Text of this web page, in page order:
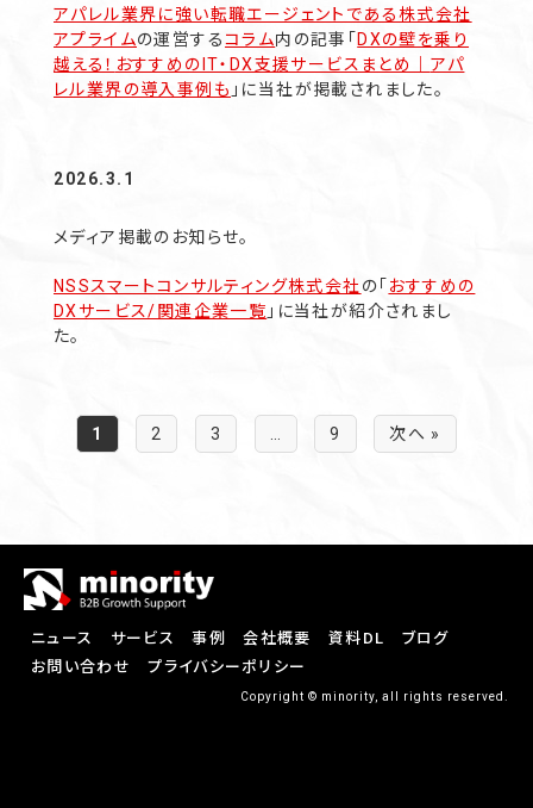
アパレル業界に強い転職エージェントである株式会社
アプライムの運営するコラム内の記事「 DXの壁を乗り
越える！ おすすめのIT・DX支援サービスまとめ｜ アパ
レル業界の導入事例も 」に当社が掲載されました。
2026.3.1
メディア掲載のお知らせ。
NSSスマートコンサルティング株式会社 の「 おすすめの
DXサービス/関連企業一覧 」に当社が紹介されまし
た。
1 2 3 9 次へ »
ニュース サービス 事例 会社概要 資料DL
ブログ
お問い合わせ
プライバシーポリシー
Copyright © minority, all rights reserved.